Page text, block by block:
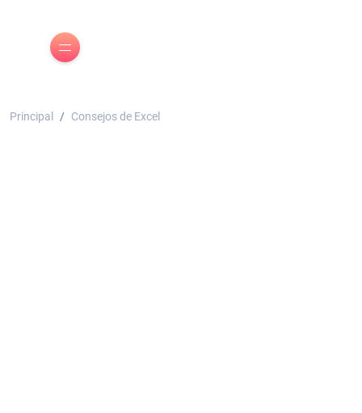
Principal Consejos de Excel